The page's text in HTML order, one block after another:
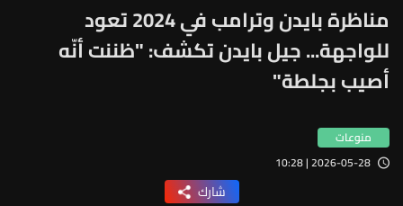
مناظرة بايدن وترامب في 2024 تعود
للواجهة... جيل بايدن تكشف: "ظننت أنّه
أصيب بجلطة"
منوعات
2026-05-28 | 10:28
شارك